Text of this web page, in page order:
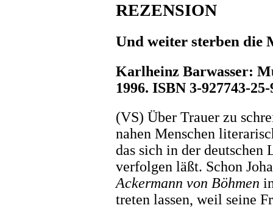
REZENSION
Und weiter sterben die
Karlheinz Barwasser:
1996. ISBN 3-927743-
(VS) Über Trauer zu
nahen Menschen
das sich in der
verfolgen läßt. Schon
Ackermann von Böhmen
treten lassen, weil seine